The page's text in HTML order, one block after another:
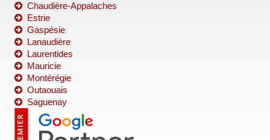
Chaudière-Appalaches
Estrie
Gaspésie
Lanaudière
Laurentides
Mauricie
Montérégie
Outaouais
Saguenay